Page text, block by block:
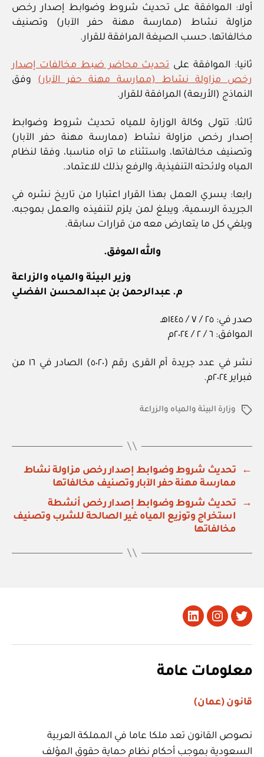
أولا: الموافقة على تحديث شروط وضوابط إصدار رخص
مزاولة نشاط (ممارسة مهنة حفر الآبار) وتصنيف
مخالفاتها، حسب الصيغة المرافقة للقرار.
ثانيا: الموافقة علىتحديث محاضر ضبط مخالفات إصدار
رخص مزاولة نشاط (ممارسة مهنة حفر الآبار) وفق
النماذج (الأربعة) المرافقة للقرار.
ثالثا: تتولى وكالة الوزارة للمياه تحديث شروط وضوابط
إصدار رخص مزاولة نشاط (ممارسة مهنة حفر الآبار)
وتصنيف مخالفاتها، واستثناء ما تراه مناسبا، وفقا لنظام
المياه ولائحته التنفيذية، والرفع بذلك للاعتماد.
رابعا: يسري العمل بهذا القرار اعتبارا من تاريخ نشره في
الجريدة الرسمية، ويبلغ لمن يلزم لتنفيذه والعمل بموجبه،
ويلغي كل ما يتعارض معه من قرارات سابقة.
والله الموفق.
وزير البيئة والمياه والزراعة
م. عبدالرحمن بن عبدالمحسن الفضلي
صدر في: ٢٥ / ٧ / ١٤٤٥هـ
الموافق: ٦ / ٢ / ٢٠٢٤م
نشر في عدد جريدة أم القرى رقم (٥٠٢٠) الصادر في ١٦ من
فبراير ٢٠٢٤م.
الوسوموزارة البيئة والمياه والزراعة
←
تحديث شروط وضوابط إصدار رخص مزاولة نشاط
ممارسة مهنة حفر الآبار وتصنيف مخالفاتها
→
تحديث شروط وضوابط إصدار رخص أنشطة
استخراج وتوزيع المياه غير الصالحة للشرب وتصنيف
مخالفاتها
تويتر Instagram
LinkedIn
معلومات عامة
قانون (عمان)
نصوص القانون تعد ملكا عاما في المملكة العربية
السعودية بموجب أحكام نظام حماية حقوق المؤلف